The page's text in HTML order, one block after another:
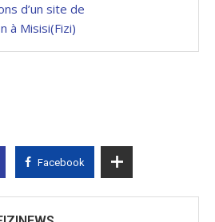
d’un site de
à Misisi(Fizi)
Facebook